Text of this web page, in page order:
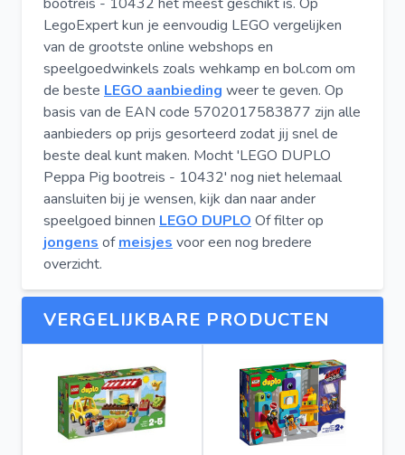
LegoExpert kun je eenvoudig LEGO vergelijken
van de grootste online webshops en
speelgoedwinkels zoals wehkamp en bol.com om
de beste LEGO aanbieding weer te geven. Op
basis van de EAN code 5702017583877 zijn alle
aanbieders op prijs gesorteerd zodat jij snel de
beste deal kunt maken. Mocht 'LEGO DUPLO
Peppa Pig bootreis - 10432' nog niet helemaal
aansluiten bij je wensen, kijk dan naar ander
speelgoed binnen LEGO DUPLO Of filter op
jongens ofmeisjes voor een nog bredere
overzicht.
VERGELIJKBARE PRODUCTEN